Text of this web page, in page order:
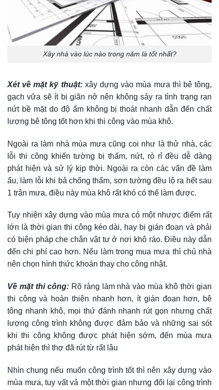
Xây nhà vào lúc nào trong năm là tốt nhất?
Xét về mặt kỹ thuật:xây dựng vào mùa mưa thì bê tông,
gạch vữa sẽ ít bị giãn nở nên không sảy ra tình trạng rạn
nứt bề mặt do độ ẩm không bị thoát nhanh dẫn đến chất
lượng bê tông tốt hơn khi thi công vào mùa khô.
Ngoài ra làm nhà mùa mưa cũng coi như là thử nhà, các
lỗi thi công khiến tường bị thấm, nứt, rò rỉ đều dễ dàng
phát hiện và sử lý kịp thời. Ngoài ra còn các vấn đề làm
ẩu, làm lỗi khi bả chống thấm, sơn tường đều lộ ra hết sau
1 trận mưa, điều này mùa khô rất khó có thể làm được.
Tuy nhiện xây dựng vào mùa mưa có một nhược điểm rất
lớn là thời gian thi công kéo dài, hay bị gián đoạn và phải
có biện pháp che chắn vật tư ở nơi khô ráo. Điều này dẫn
đến chi phí cao hơn. Nếu làm trong mua mưa thì chủ nhà
nên chọn hình thức khoán thay cho công nhật.
Về mặt thi công:Rõ ràng làm nhà vào mùa khô thời gian
thi công và hoàn thiện nhanh hơn, ít gián đoạn hơn, bê
tông nhanh khô, mọi thứ đánh nhanh rút gọn nhưng chất
lượng công trình không được đảm bảo và những sai sót
khi thi công không được phát hiện sớm, đến mùa mưa
phát hiện thì thợ đã rút từ rất lâu
Nhìn chung nếu muốn công trình tốt thì nên xây dựng vào
mùa mưa, tuy vất vả một thời gian nhưng đổi lại công trình